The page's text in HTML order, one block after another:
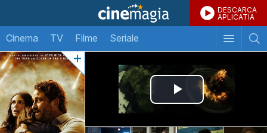
DESCARCA
APLICATIA
Cinema TV Filme Seriale